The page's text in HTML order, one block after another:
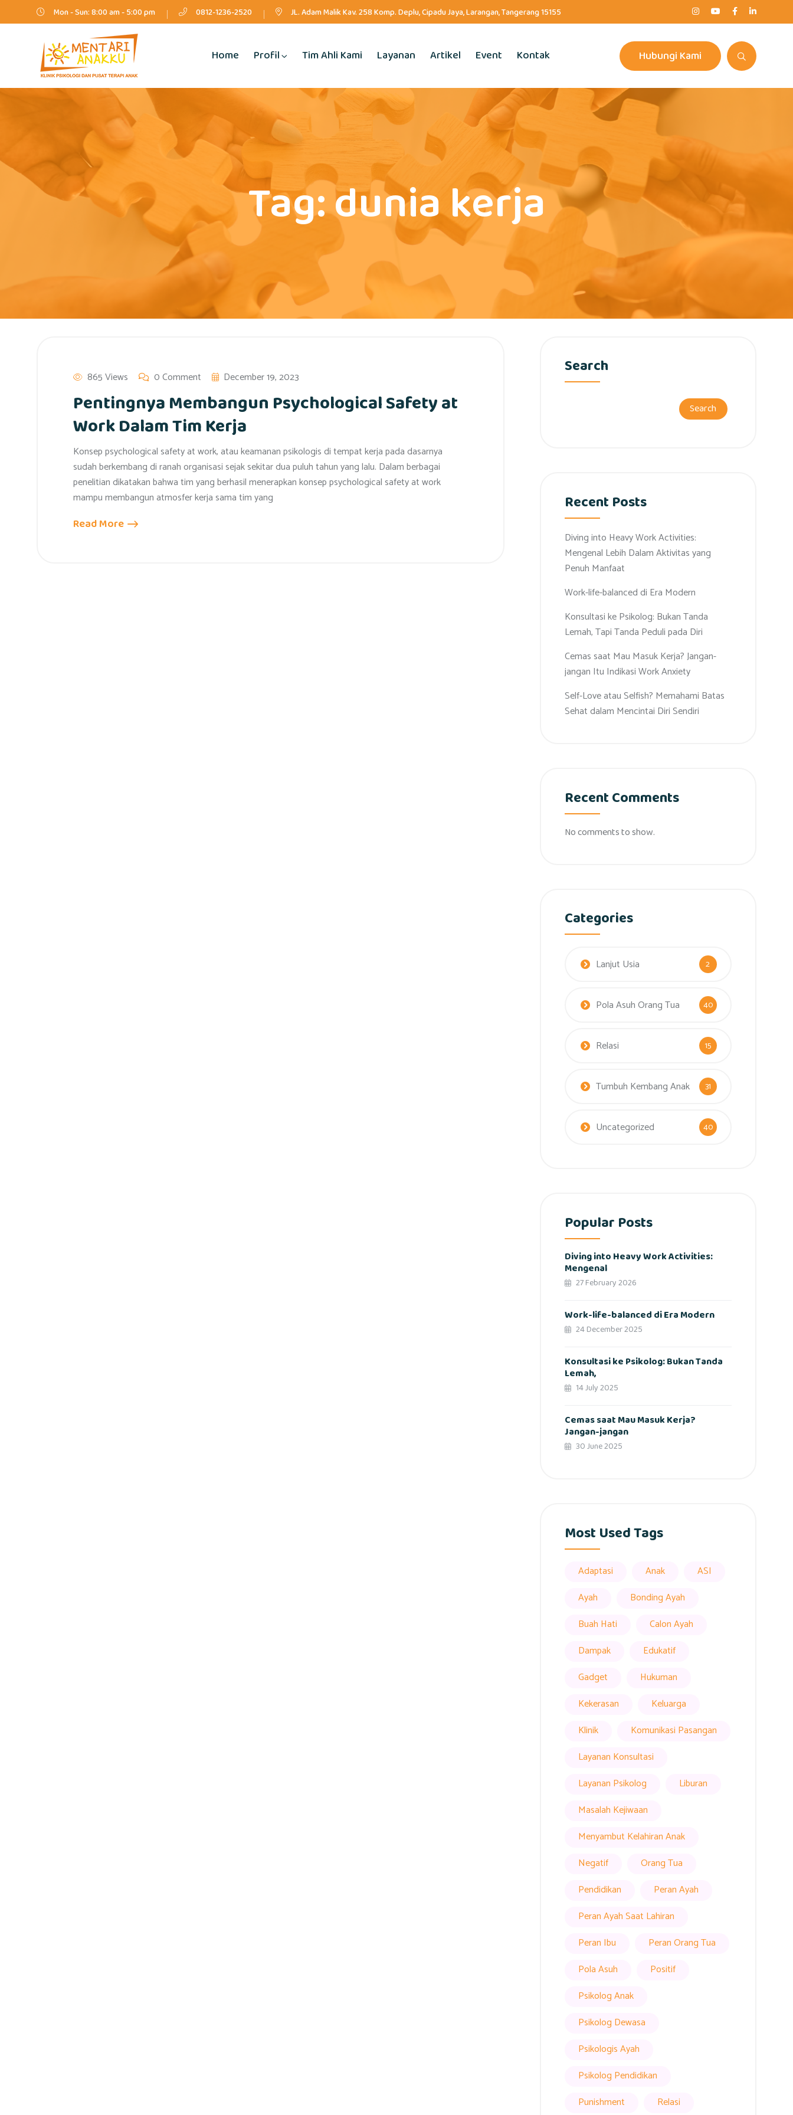
Mon - Sun: 8:00 am - 5:00 pm 0812-1236-2520 JL. Adam Malik Kav. 258 Komp. Deplu, Cipadu Jaya, Larangan, Tangerang 15155
Home Profil Tim Ahli Kami Layanan Artikel Event Kontak Hubungi Kami
Tag:dunia kerja
865 Views 0 Comment December 19, 2023
Pentingnya Membangun Psychological Safety at
Work Dalam Tim Kerja
Konsep psychological safety at work, atau keamanan psikologis di tempat kerja pada dasarnya
sudah berkembang di ranah organisasi sejak sekitar dua puluh tahun yang lalu. Dalam berbagai
penelitian dikatakan bahwa tim yang berhasil menerapkan konsep psychological safety at work
mampu membangun atmosfer kerja sama tim yang
Read More
Search
Search
Recent Posts
Diving into Heavy Work Activities:
Mengenal Lebih Dalam Aktivitas yang
Penuh Manfaat
Work-life-balanced di Era Modern
Konsultasi ke Psikolog: Bukan Tanda
Lemah, Tapi Tanda Peduli pada Diri
Cemas saat Mau Masuk Kerja? Jangan-
jangan Itu Indikasi Work Anxiety
Self-Love atau Selfish? Memahami Batas
Sehat dalam Mencintai Diri Sendiri
Recent Comments
No comments to show.
Categories
Lanjut Usia 2
Pola Asuh Orang Tua 40
Relasi 15
Tumbuh Kembang Anak 31
Uncategorized 40
Popular Posts
Diving into Heavy Work Activities:
Mengenal
27 February 2026
Work-life-balanced di Era Modern
24 December 2025
Konsultasi ke Psikolog: Bukan Tanda
Lemah,
14 July 2025
Cemas saat Mau Masuk Kerja?
Jangan-jangan
30 June 2025
Most Used Tags
Adaptasi Anak
ASI
Ayah
Bonding Ayah
Buah Hati
Calon Ayah
Dampak
Edukatif
Gadget
Hukuman
Kekerasan
Keluarga
Klinik
Komunikasi Pasangan
Layanan Konsultasi
Layanan Psikolog
Liburan
Masalah Kejiwaan
Menyambut Kelahiran Anak
Negatif
Orang Tua
Pendidikan
Peran Ayah
Peran Ayah Saat Lahiran
Peran Ibu
Peran Orang Tua
Pola Asuh
Positif
Psikolog Anak
Psikolog Dewasa
Psikologis Ayah
Psikolog Pendidikan
Punishment
Relasi